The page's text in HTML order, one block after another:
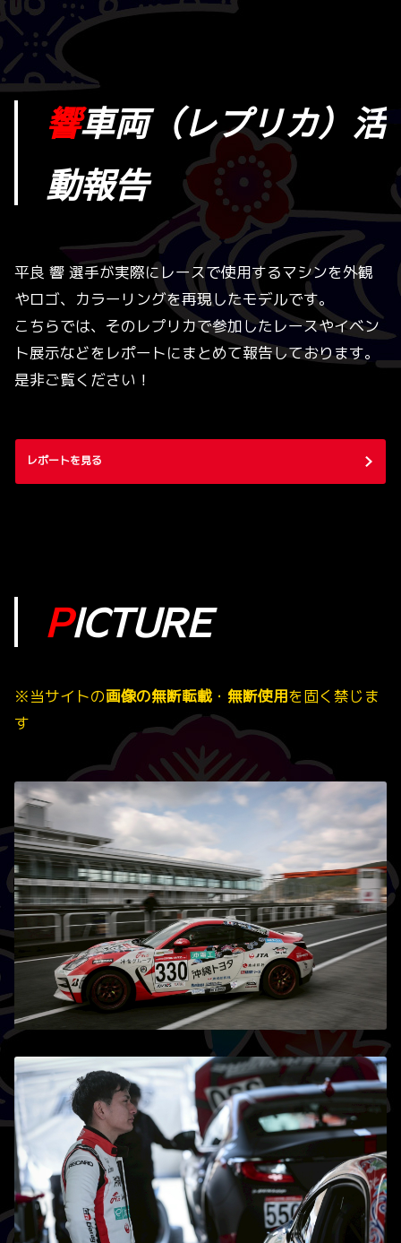
響車両（レプリカ）活
動報告
平良 響 選手が実際にレースで使用するマシンを外観
やロゴ、カラーリングを再現したモデルです。
こちらでは、そのレプリカで参加したレースやイベン
ト展示などをレポートにまとめて報告しております。
是非ご覧ください！
レポートを見る
PICTURE
※当サイトの画像の無断転載 ・ 無断使用を固く禁じま
す